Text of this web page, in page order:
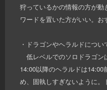
狩っているかの情報の方が
ワードを置いた方がいい。お
・ドラゴンやヘラルドについ
低レベルでのソロドラゴン
14:00以降のヘラルドは
め、固執しすぎないように。